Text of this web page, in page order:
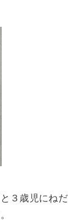
３歳児にねだ